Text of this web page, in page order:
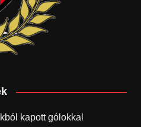
kapott gólokkal